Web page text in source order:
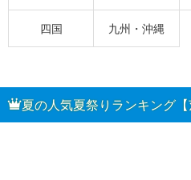
四国 九州・沖縄
夏の人気夏祭りランキング